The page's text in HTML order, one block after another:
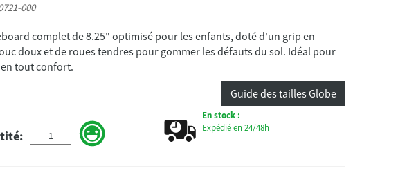
000
complet de 8.25" optimisé pour les enfants, doté d'un grip en
doux et de roues tendres pour gommer les défauts du sol. Idéal pour
tout confort.
Guide des tailles Globe
En stock :
Expédié en 24/48h